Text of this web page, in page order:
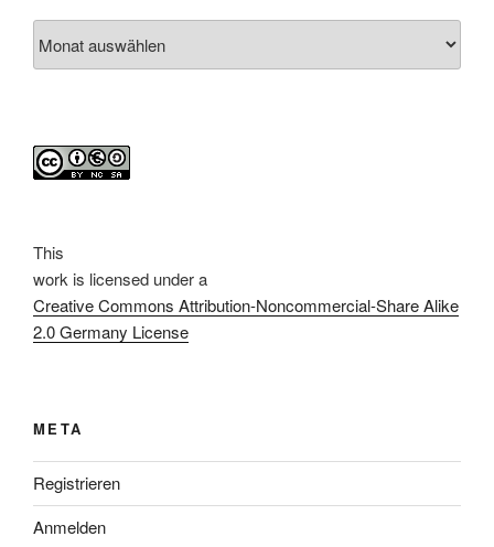
This
work is licensed under a
Creative Commons Attribution-Noncommercial-Share Alike
2.0 Germany License
META
Registrieren
Anmelden